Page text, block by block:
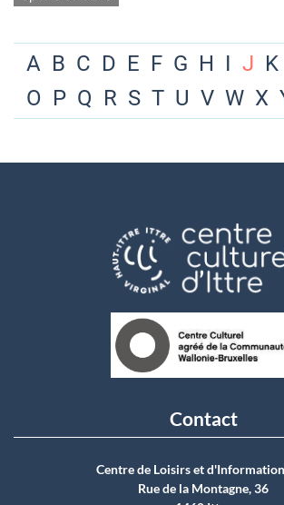
A B C D E F G H I J K
O P Q R S T U V W X
Contact
Centre de Loisirs et
Rue de la Montagne, 36